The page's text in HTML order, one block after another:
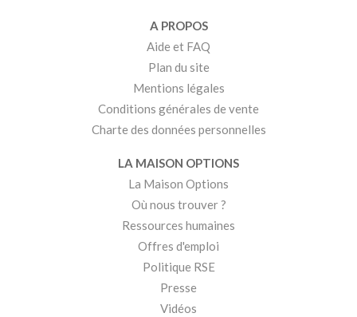
A PROPOS
Aide et FAQ
Plan du site
Mentions légales
Conditions générales de vente
Charte des données personnelles
LA MAISON OPTIONS
La Maison Options
Où nous trouver ?
Ressources humaines
Offres d'emploi
Politique RSE
Presse
Vidéos